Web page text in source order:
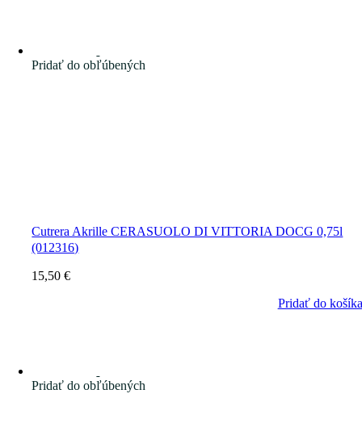
Pridať do obľúbených
Cutrera Akrille CERASUOLO DI VITTORIA DOCG 0,75l
(012316)
15,50€
Pridať do košíka
Pridať do obľúbených